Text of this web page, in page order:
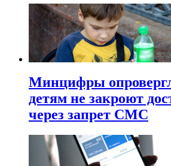
Минцифры
детям не закроют
через запрет СМС